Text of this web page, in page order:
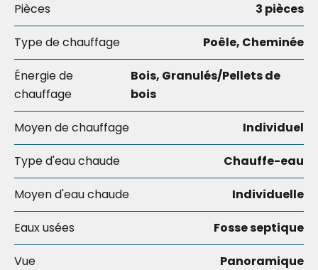
Pièces 3 pièces
Type de chauffage Poêle, Cheminée
Énergie de
chauffage
Bois, Granulés/Pellets de
bois
Moyen de chauffage Individuel
Type d'eau chaude Chauffe-eau
Moyen d'eau chaude Individuelle
Eaux usées Fosse septique
Vue Panoramique